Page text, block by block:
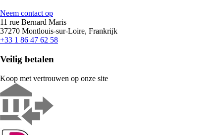
Neem contact op
11 rue Bernard Maris
37270 Montlouis-sur-Loire, Frankrijk
+33 1 86 47 62 58
Veilig betalen
Koop met vertrouwen op onze site